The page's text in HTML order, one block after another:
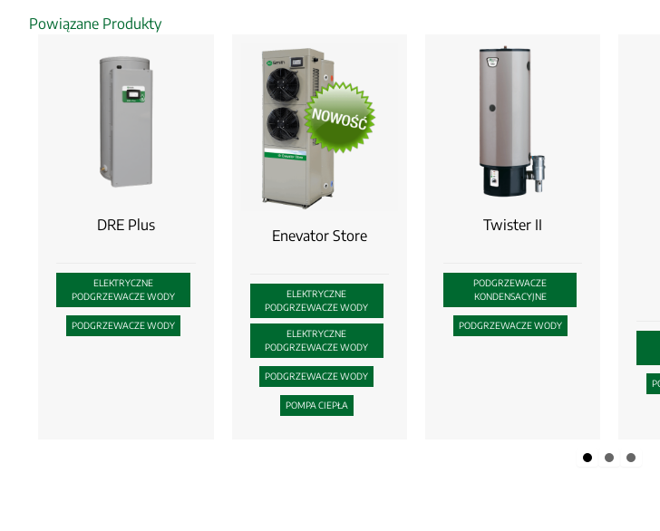
Powiązane Produkty
DRE Plus
ELEKTRYCZNE
PODGRZEWACZE WODY
PODGRZEWACZE WODY
Enevator Store
ELEKTRYCZNE
PODGRZEWACZE WODY
ELEKTRYCZNE
PODGRZEWACZE WODY
PODGRZEWACZE WODY
POMPA CIEPŁA
Twister II
PODGRZEWACZE
KONDENSACYJNE
PODGRZEWACZE WODY